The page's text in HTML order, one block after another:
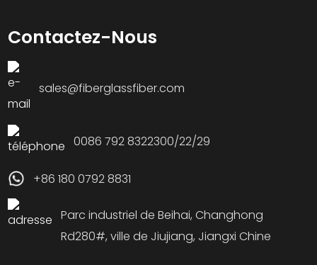
Contactez-Nous
sales@fiberglassfiber.com
0086 792 8322300/22/29
+86 180 0792 8831
Parc industriel de Beihai, Changhong
Rd280#, ville de Jiujiang, Jiangxi Chine